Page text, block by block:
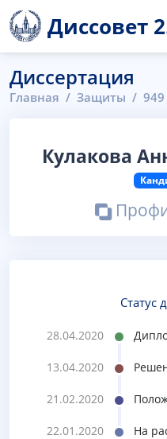
Диссовет
Диссертация
Главная Защиты 949
Кулакова
Статус
28.04.2020
13.04.2020
21.02.2020
22.01.2020 На